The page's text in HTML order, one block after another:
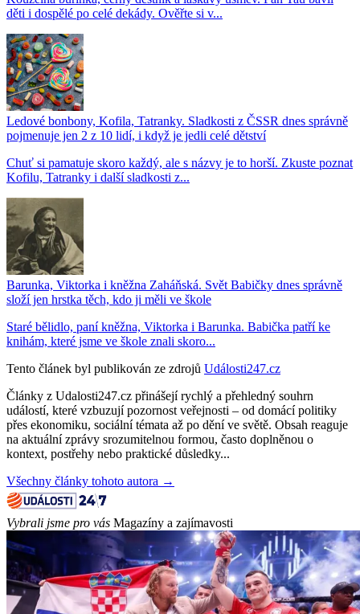
děti i dospělé po celé dekády. Ověřte si v...
Ledové bonbony, Kofila, Tatranky. Sladkosti z ČSSR dnes správně
pojmenuje jen 2 z 10 lidí, i když je jedli celé dětství
Chuť si pamatuje skoro každý, ale s názvy je to horší. Zkuste poznat
Kofilu, Tatranky i další sladkosti z...
Barunka, Viktorka i kněžna Zaháňská. Svět Babičky dnes správně
složí jen hrstka těch, kdo ji měli ve škole
Staré bělidlo, paní kněžna, Viktorka i Barunka. Babička patří ke
knihám, které jsme ve škole znali skoro...
Tento článek byl publikován ze zdrojů Události247.cz
Články z Udalosti247.cz přinášejí rychlý a přehledný souhrn
událostí, které vzbuzují pozornost veřejnosti – od domácí politiky
přes ekonomiku, sociální témata až po dění ve světě. Obsah reaguje
na aktuální zprávy srozumitelnou formou, často doplněnou o
kontext, postřehy nebo praktické důsledky...
Všechny články tohoto autora →
Vybrali jsme pro vás Magazíny a zajímavosti